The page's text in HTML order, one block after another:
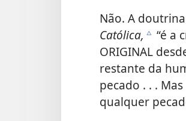
Não. A
Católica, c “é a
ORIGINAL
restante da
pecado . . .
qualquer